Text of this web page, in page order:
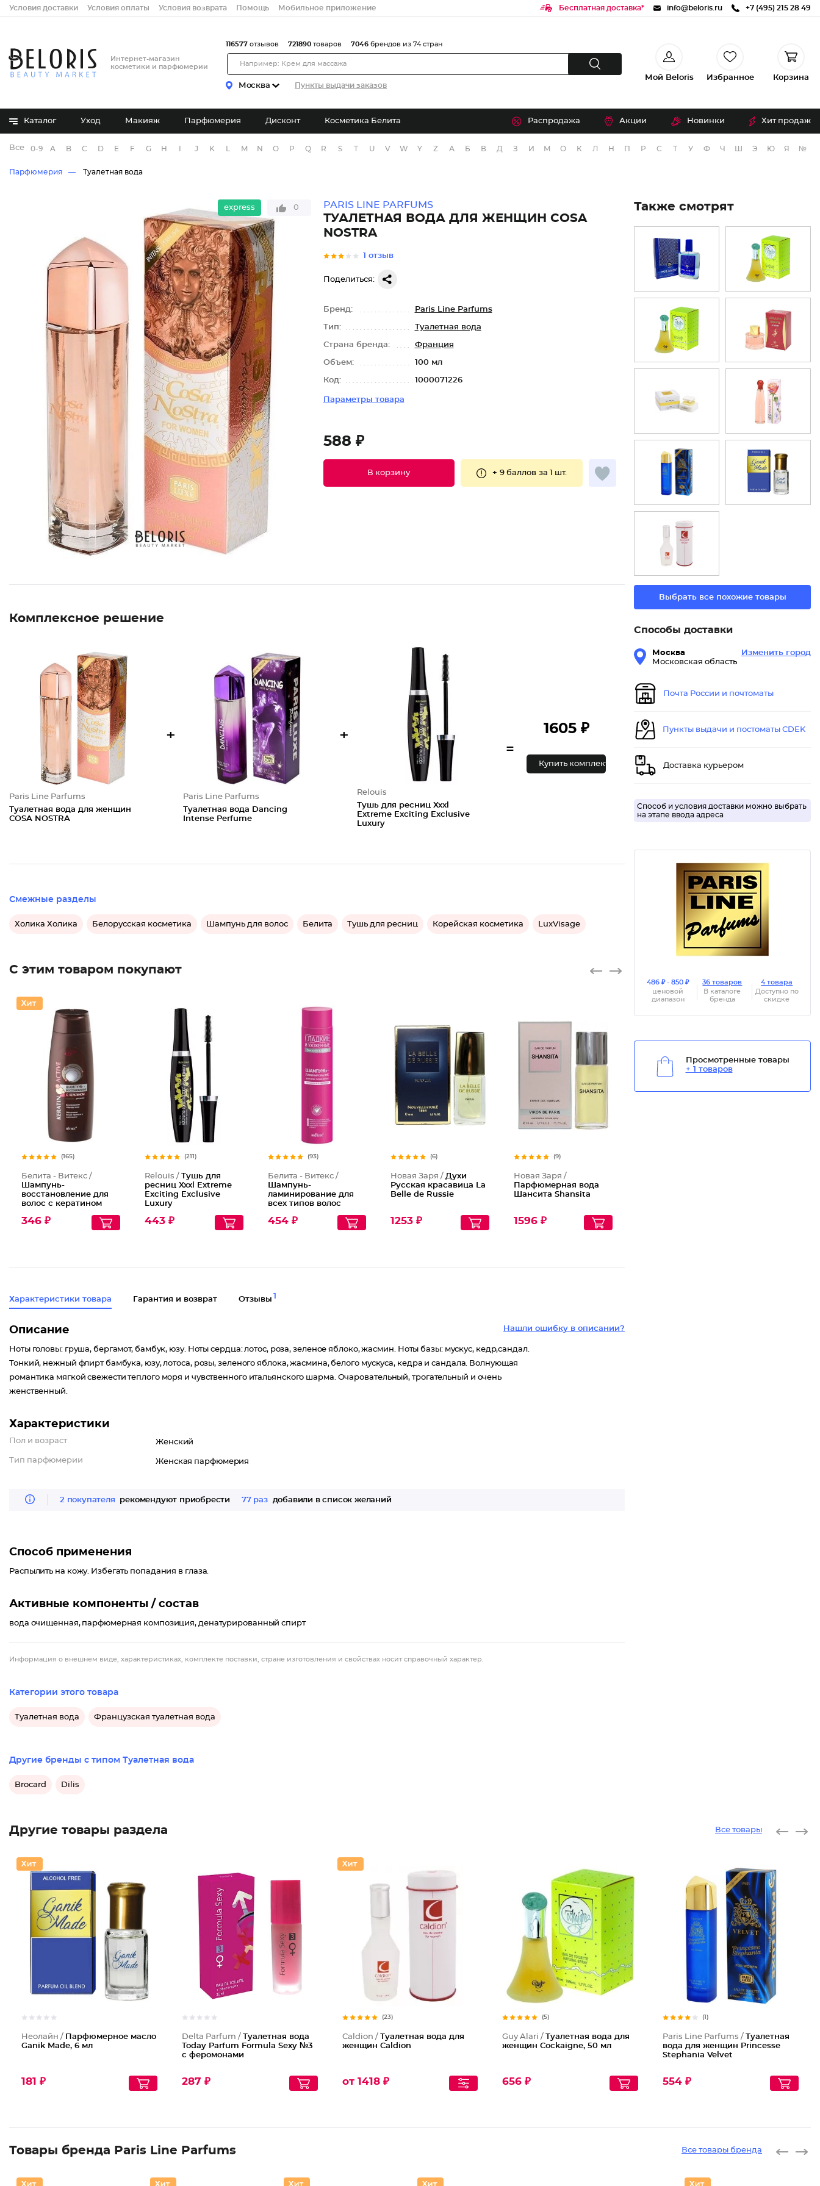
Условия доставки Условия оплаты Условия возврата Помощь Мобильное приложение Бесплатная доставка* info@beloris.ru +7 (495) 215 28 49
Интернет-магазин
косметики и парфюмерии
Москва Пункты выдачи заказов
116577 отзывов 721890 товаров 7046 брендов из 74 стран
Мой Beloris Избранное Корзина
Каталог Уход Макияж Парфюмерия Дисконт Косметика Белита Распродажа Акции Новинки Хит продаж
Все бренды
0-9 A B C D E F G H J K M N O P Q R S T U V W Y Z А Б В Д З И М О К Л Н П Р С Т У Ф Ч Э Ю Я №
Парфюмерия Туалетная вода
express 0 PARIS LINE PARFUMS
ТУАЛЕТНАЯ ВОДА ДЛЯ ЖЕНЩИН COSA
NOSTRA
1 отзыв
Поделиться:
Бренд: Paris Line Parfums
Тип: Туалетная вода
Страна бренда: Франция
Объем: 100 мл
Код: 1000071226
Параметры товара
588 ₽
В корзину + 9 баллов за 1 шт.
Комплексное решение
Paris Line Parfums
Туалетная вода для женщин
COSA NOSTRA
+
Paris Line Parfums
Туалетная вода Dancing
Intense Perfume
+
Relouis
Тушь для ресниц Xxxl
Extreme Exciting Exclusive
Luxury
=
1605 ₽
Купить комплект
Смежные разделы
Холика Холика Белорусская косметика Шампунь для волос Белита Тушь для ресниц Корейская косметика LuxVisage
С этим товаром покупают
(165)
Белита - Витекс /
Шампунь-
восстановление для
волос с кератином
346 ₽
(211)
Relouis / Тушь для
ресниц Xxxl Extreme
Exciting Exclusive
Luxury
443 ₽
(93)
Белита - Витекс /
Шампунь-
ламинирование для
всех типов волос
454 ₽
(6)
Новая Заря /Духи
Русская красавица La
Belle de Russie
1253 ₽
(9)
Новая Заря /
Парфюмерная вода
Шансита Shansita
1596 ₽
Характеристики товара Гарантия и возврат Отзывы 1
Нашли ошибку в описании?
Описание
Ноты головы: груша, бергамот, бамбук, юзу. Ноты сердца: лотос, роза, зеленое яблоко, жасмин. Ноты базы: мускус, кедр,сандал.
Тонкий, нежный флирт бамбука, юзу, лотоса, розы, зеленого яблока, жасмина, белого мускуса, кедра и сандала. Волнующая
романтика мягкой свежести теплого моря и чувственного итальянского шарма. Очаровательный, трогательный и очень
женственный.
Характеристики
Пол и возраст Женский
Тип парфюмерии Женская парфюмерия
2 покупателя рекомендуют приобрести 77 раз добавили в список желаний
Способ применения
Распылить на кожу. Избегать попадания в глаза.
Активные компоненты / состав
вода очищенная, парфюмерная композиция, денатурированный спирт
Информация о внешнем виде, характеристиках, комплекте поставки, стране изготовления и свойствах носит справочный характер.
Также смотрят
Выбрать все похожие товары
Способы доставки
Москва
Московская область
Изменить город
Почта России и почтоматы
Пункты выдачи и постоматы CDEK
Доставка курьером
Способ и условия доставки можно выбрать
на этапе ввода адреса
486 ₽ - 850 ₽
ценовой
диапазон
36 товаров
В каталоге
бренда
4 товара
Доступно по
скидке
Просмотренные товары
+ 1 товаров
Категории этого товара
Туалетная вода Французская туалетная вода
Другие бренды с типом Туалетная вода
Brocard Dilis
Другие товары раздела Все товары
Неолайн / Парфюмерное масло
Ganik Made, 6 мл
181 ₽
Delta Parfum / Туалетная вода
Today Parfum Formula Sexy №3
с феромонами
287 ₽
(23)
Caldion / Туалетная вода для
женщин Caldion
от 1418 ₽
Туалетн
(5)
Guy Alari /Туалетная вода для
женщин Cockaigne, 50 мл
656 ₽
(1)
Paris Line Parfums /Туалетная
вода для женщин Princesse
Stephania Velvet
554 ₽
Товары бренда Paris Line Parfums Все товары бренда